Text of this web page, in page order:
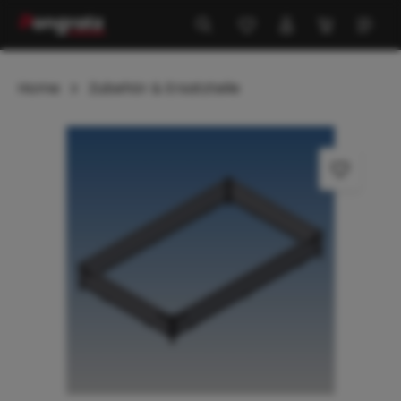
springen
Home Zubehör & Ersatzteile
Bildergalerie überspringen